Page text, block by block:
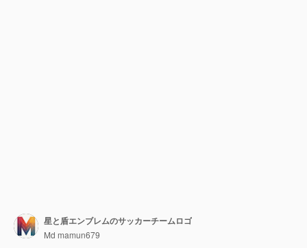
星と盾エンブレムのサッカーチームロゴ
Md mamun679